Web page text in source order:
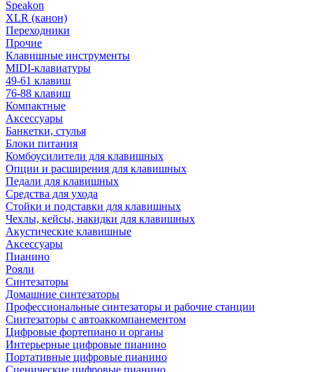
Speakon
XLR (канон)
Переходники
Прочие
Клавишные инструменты
MIDI-клавиатуры
49-61 клавиш
76-88 клавиш
Компактные
Аксессуары
Банкетки, стулья
Блоки питания
Комбоусилители для клавишных
Опции и расширения для клавишных
Педали для клавишных
Средства для ухода
Стойки и подставки для клавишных
Чехлы, кейсы, накидки для клавишных
Акустические клавишные
Аксессуары
Пианино
Рояли
Синтезаторы
Домашние синтезаторы
Профессиональные синтезаторы и рабочие станции
Синтезаторы с автоаккомпанементом
Цифровые фортепиано и органы
Интерьерные цифровые пианино
Портативные цифровые пианино
Сценические цифровые пианино